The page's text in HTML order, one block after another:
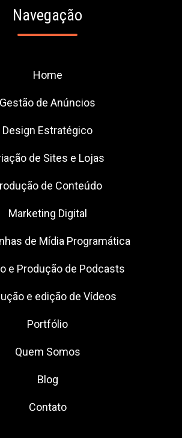
Navegação
Home
Gestão de Anúncios
Design Estratégico
de Sites e Lojas
de Conteúdo
Marketing Digital
de Mídia Programática
e Produção de Podcasts
e edição de Vídeos
Portfólio
Quem Somos
Blog
Contato